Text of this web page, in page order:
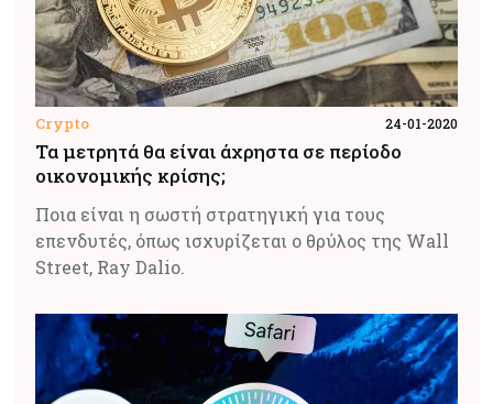
Crypto 24-01-2020
Τα μετρητά θα είναι άχρηστα σε περίοδο
οικονομικής κρίσης;
Ποια είναι η σωστή στρατηγική για τους
επενδυτές, όπως ισχυρίζεται ο θρύλος της Wall
Street, Ray Dalio.